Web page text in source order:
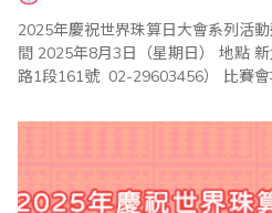
2025年慶祝世界珠算日大會系列活動
間 2025年8月3日（星期日） 地點 新北市政府（新北市板橋區中山
路1段161號 02-29603456） 比賽會場：6樓603大禮堂 頒獎典